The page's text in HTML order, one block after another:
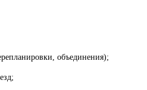
объединения);